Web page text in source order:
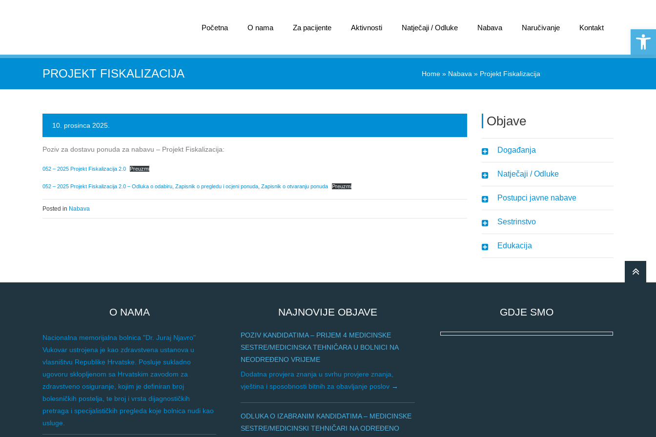
Početna O nama Za pacijente Aktivnosti Natječaji / Odluke Nabava Naručivanje Kontakt
PROJEKT FISKALIZACIJA Home » Nabava » Projekt Fiskalizacija
Objave
Događanja
Natječaji / Odluke
Postupci javne nabave
Sestrinstvo
Edukacija
10. prosinca 2025.
Poziv za dostavu ponuda za nabavu – Projekt Fiskalizacija:
052 – 2025 Projekt Fiskalizacija 2.0 Preuzmi
052 – 2025 Projekt Fiskalizacija 2.0 – Odluka o odabiru, Zapisnik o pregledu i ocjeni ponuda, Zapisnik o otvaranju ponuda Preuzmi
Posted in Nabava
O NAMA
Nacionalna memorijalna bolnica "Dr. Juraj Njavro"
Vukovar ustrojena je kao zdravstvena ustanova u
vlasništvu Republike Hrvatske. Posluje sukladno
ugovoru sklopljenom sa Hrvatskim zavodom za
zdravstveno osiguranje, kojim je definiran broj
bolesničkih postelja, te broj i vrsta dijagnostičkih
pretraga i specijalističkih pregleda koje bolnica nudi kao
usluge.
NAJNOVIJE OBJAVE
POZIV KANDIDATIMA – PRIJEM 4 MEDICINSKE
SESTRE/MEDICINSKA TEHNIČARA U BOLNICI NA
NEODREĐENO VRIJEME
Dodatna provjera znanja u svrhu provjere znanja,
vještina i sposobnosti bitnih za obavljanje poslov
ODLUKA O IZABRANIM KANDIDATIMA – MEDICINSKE
SESTRE/MEDICINSKI TEHNIČARI NA ODREĐENO
GDJE SMO